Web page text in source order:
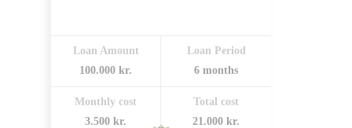
Loan Amount
100.000 kr.
Loan Period
6 months
Monthly cost
3.500 kr.
Total cost
21.000 kr.